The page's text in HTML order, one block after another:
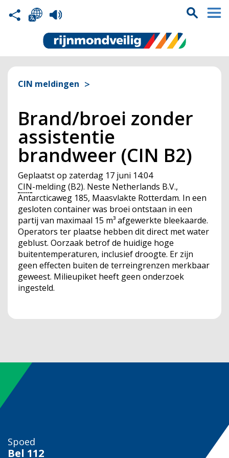
CIN meldingen
Brand/broei zonder
assistentie
brandweer (CIN B2)
Geplaatst op zaterdag 17 juni 14:04
CIN-melding (B2). Neste Netherlands B.V.,
Antarcticaweg 185, Maasvlakte Rotterdam. In een
gesloten container was broei ontstaan in een
partij van maximaal 15 m³ afgewerkte bleekaarde.
Operators ter plaatse hebben dit direct met water
geblust. Oorzaak betrof de huidige hoge
buitentemperaturen, inclusief droogte. Er zijn
geen effecten buiten de terreingrenzen merkbaar
geweest. Milieupiket heeft geen onderzoek
ingesteld.
Spoed
Bel 112